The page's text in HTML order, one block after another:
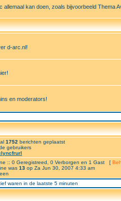
kan doen, zoals bijvoorbeeld Thema
d-arc.nl!
en moderators!
1752 berichten geplaatst
gebruikers
:: 0 Geregistreed, 0 Verborgen en 1 Gast [
was 13 op Za Jun 30, 2007 4:33 am
waren in de laatste 5 minuten